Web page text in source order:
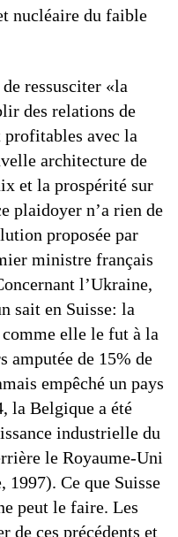
nucléaire du faible
ressusciter «la
des relations de
avec la
architecture de
et la prospérité sur
plaidoyer n’a rien de
proposée par
ministre français
l’Ukraine,
sait en Suisse: la
elle le fut à la
amputée de 15% de
empêché un pays
la Belgique a été
industrielle du
le Royaume-Uni
1997). Ce que Suisse
peut le faire. Les
de ces précédents et